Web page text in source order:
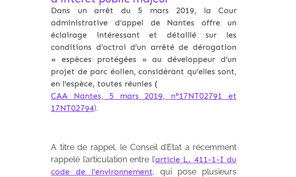
Dans un arrêt du 5 mars 2019, la Cour
administrative d’appel de Nantes offre un
éclairage intéressant et détaillé sur les
conditions d’octroi d’un arrêté de dérogation
« espèces protégées » au développeur d’un
projet de parc éolien, considérant qu’elles sont,
en l’espèce, toutes réunies (
CAA Nantes, 5 mars 2019, n°17NT02791 et
17NT02794).
A titre de rappel, le Conseil d’Etat a récemment
rappelé l’articulation entre l’article L. 411-1-I du
code de l’environnement, qui pose plusieurs